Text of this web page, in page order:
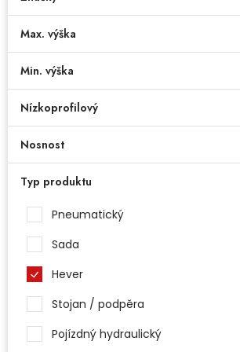
Dětská hřiště
Vánoce
Ochranné pomůcky
Výprodej
Značky
Max. výška
Min. výška
Nízkoprofilový
Nosnost
Typ produktu
Pneumatický
Sada
Hever
Stojan / podpěra
Pojízdný hydraulický